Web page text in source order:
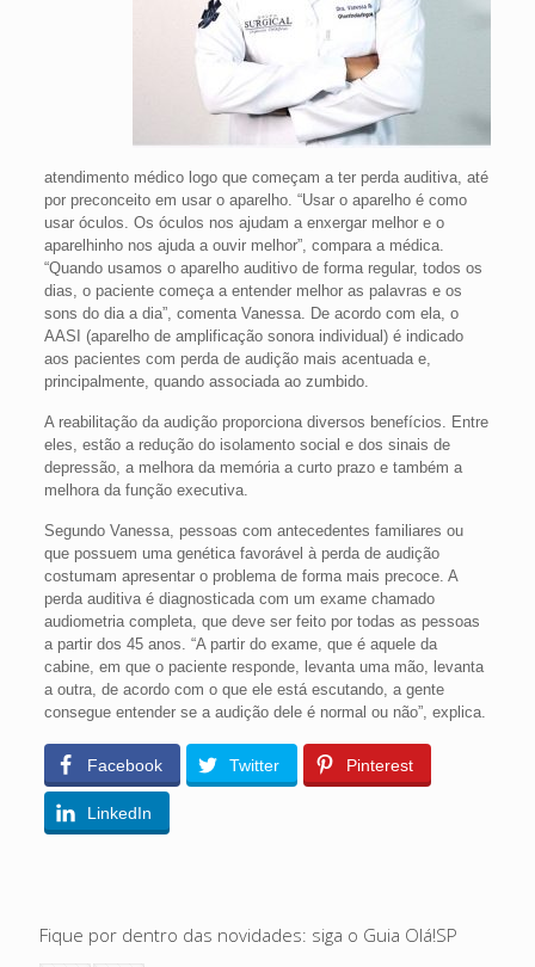
atendimento médico logo que começam a ter perda auditiva, até
por preconceito em usar o aparelho. “Usar o aparelho é como
usar óculos. Os óculos nos ajudam a enxergar melhor e o
aparelhinho nos ajuda a ouvir melhor”, compara a médica.
“Quando usamos o aparelho auditivo de forma regular, todos os
dias, o paciente começa a entender melhor as palavras e os
sons do dia a dia”, comenta Vanessa. De acordo com ela, o
AASI (aparelho de amplificação sonora individual) é indicado
aos pacientes com perda de audição mais acentuada e,
principalmente, quando associada ao zumbido.
A reabilitação da audição proporciona diversos benefícios. Entre
eles, estão a redução do isolamento social e dos sinais de
depressão, a melhora da memória a curto prazo e também a
melhora da função executiva.
Segundo Vanessa, pessoas com antecedentes familiares ou
que possuem uma genética favorável à perda de audição
costumam apresentar o problema de forma mais precoce. A
perda auditiva é diagnosticada com um exame chamado
audiometria completa, que deve ser feito por todas as pessoas
a partir dos 45 anos. “A partir do exame, que é aquele da
cabine, em que o paciente responde, levanta uma mão, levanta
a outra, de acordo com o que ele está escutando, a gente
consegue entender se a audição dele é normal ou não”, explica.
Facebook Twitter Pinterest
LinkedIn
Fique por dentro das novidades: siga o Guia Olá!SP